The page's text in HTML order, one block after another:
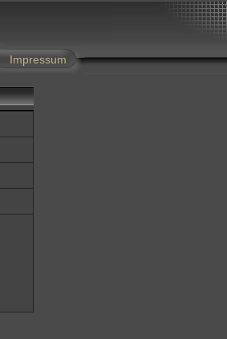
Impressum